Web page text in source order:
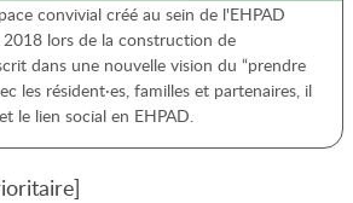
convivial créé au sein de l'EHPAD
2018 lors de la construction de
dans une nouvelle vision du “prendre
les résident·es, familles et partenaires, il
le lien social en EHPAD.